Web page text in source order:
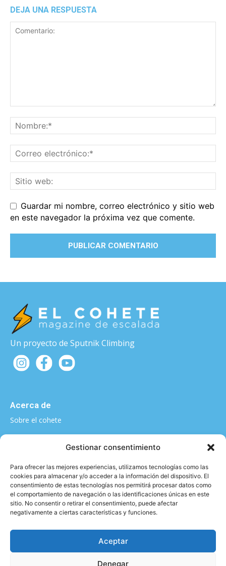
Gestionar consentimiento
Para ofrecer las mejores experiencias, utilizamos tecnologías como las
cookies para almacenar y/o acceder a la información del dispositivo. El
consentimiento de estas tecnologías nos permitirá procesar datos como
el comportamiento de navegación o las identificaciones únicas en este
sitio. No consentir o retirar el consentimiento, puede afectar
negativamente a ciertas características y funciones.
Aceptar
Denegar
DEJA UNA RESPUESTA
Guardar mi nombre, correo electrónico y sitio web
en este navegador la próxima vez que comente.
Un proyecto de Sputnik Climbing
Acerca de
Sobre el cohete
¿Quieres contarnos algo?
Categorías
Formación|Entrenamiento|Activismo
Aviso legal y Política de privacidad